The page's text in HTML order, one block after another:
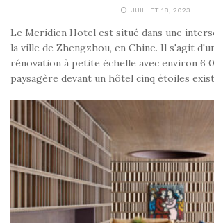
JUILLET 18, 2023
Le Meridien Hotel est situé dans une
la ville de Zhengzhou, en Chine. Il s'agit
rénovation à petite échelle avec environ 6
paysagère devant un hôtel cinq étoiles